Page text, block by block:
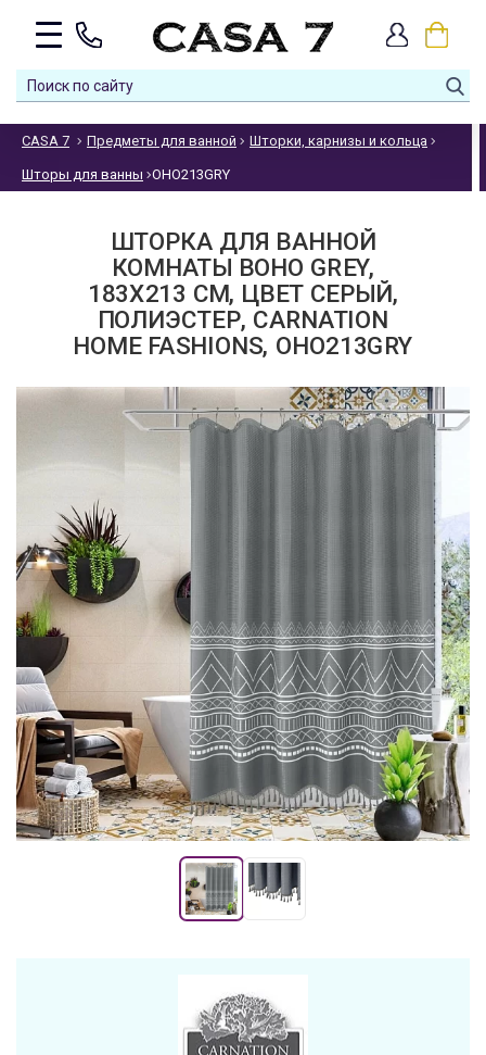
CASA 7 Предметы для ванной Шторки, карнизы и кольца
Шторы для ванны OHO213GRY
ШТОРКА ДЛЯ ВАННОЙ
КОМНАТЫ BOHO GREY,
183Х213 СМ, ЦВЕТ СЕРЫЙ,
ПОЛИЭСТЕР, CARNATION
HOME FASHIONS, OHO213GRY